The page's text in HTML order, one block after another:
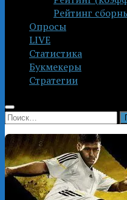
Рейтинг
Опросы
LIVE
Статистика
Букмекеры
Стратегии
Найти: